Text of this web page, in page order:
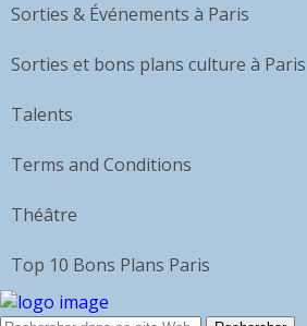
Sorties & Événements à Paris
Sorties et bons plans culture à Paris
Talents
Terms and Conditions
Théâtre
Top 10 Bons Plans Paris